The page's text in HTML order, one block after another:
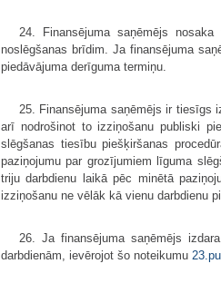
24. Finansējuma saņēmējs
noslēgšanas brīdim. Ja finansējuma
piedāvājuma derīguma termiņu.
25. Finansējuma saņēmējs ir tiesīgs
arī nodrošinot to izziņošanu publiski
slēgšanas tiesību piešķiršanas
paziņojumu par grozījumiem līguma
triju darbdienu laikā pēc minētā
izziņošanu ne vēlāk kā vienu darbdienu
26. Ja finansējuma saņēmējs
darbdienām, ievērojot šo noteikumu